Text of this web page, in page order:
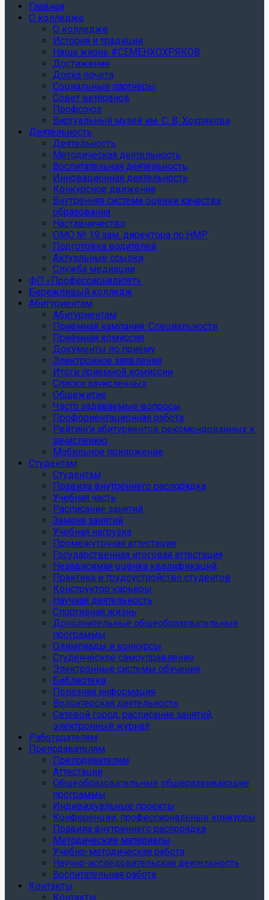
Главная
О колледже
О колледже
История и традиции
Наша жизнь #СЕМЕНХОХРЯКОВ
Достижения
Доска почета
Социальные партнеры
Совет ветеранов
Профсоюз
Виртуальный музей им. С. В. Хохрякова
Деятельность
Деятельность
Методическая деятельность
Воспитательная деятельность
Инновационная деятельность
Конкурсное движение
Внутренняя система оценки качества
образования
Наставничество
ОМО № 19 зам. директора по НМР
Подготовка водителей
Актуальные ссылки
Служба медиации
ФП «Профессионалитет»
Бережливый колледж
Абитуриентам
Абитуриентам
Приёмная кампания. Специальности
Приёмная комиссия
Документы по приёму
Электронное заявление
Итоги приёмной комиссии
Списки зачисленных
Общежитие
Часто задаваемые вопросы
Профориентационная работа
Рейтинги абитуриентов рекомендованных к
зачислению
Мобильное приложение
Студентам
Студентам
Правила внутреннего распорядка
Учебная часть
Расписание занятий
Замена занятий
Учебная нагрузка
Промежуточная аттестация
Государственная итоговая аттестация
Независимая оценка квалификаций
Практика и трудоустройство студентов
Конструктор карьеры
Научная деятельность
Спортивная жизнь
Дополнительные общеобразовательные
программы
Олимпиады и конкурсы
Студенческое самоуправление
Электронные системы обучения
Библиотека
Полезная информация
Волонтерская деятельность
Сетевой город, расписание занятий,
электронный журнал
Работодателям
Преподавателям
Преподавателям
Аттестации
Общеобразовательные общеразвивающие
программы
Индивидуальные проекты
Конференции, профессиональные конкурсы
Правила внутреннего распорядка
Методические материалы
Учебно-методическая работа
Научно-исследовательская деятельность
Воспитательная работа
Контакты
Контакты